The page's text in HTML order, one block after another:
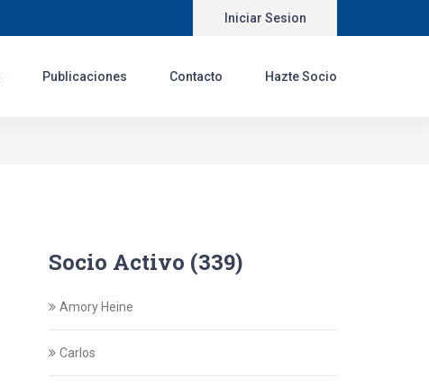
Iniciar Sesion
Publicaciones Contacto Hazte Socio
Socio Activo (339)
Amory Heine
Carlos